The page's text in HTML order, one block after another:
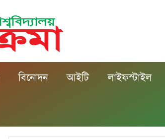
বিনোদন আইটি লাইফস্টাইল